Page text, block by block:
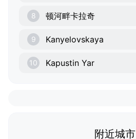
8 顿河畔卡拉奇
9 Kanyelovskaya
10 Kapustin Yar
附近城市